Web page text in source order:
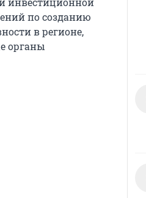
по созданию
в регионе,
органы